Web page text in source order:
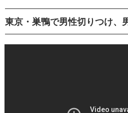
東京・巣鴨で男性切りつけ、